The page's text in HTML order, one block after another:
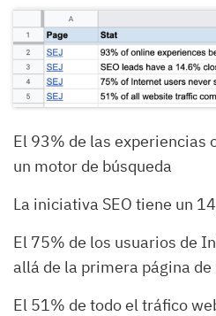
El 93% de las experiencias
un motor de búsqueda
La iniciativa SEO tiene un
El 75% de los usuarios de
allá de la primera página
El 51% de todo el tráfico